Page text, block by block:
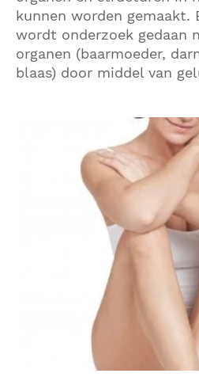
kunnen worden gemaakt.
wordt onderzoek gedaan
organen (baarmoeder,
blaas) door middel van